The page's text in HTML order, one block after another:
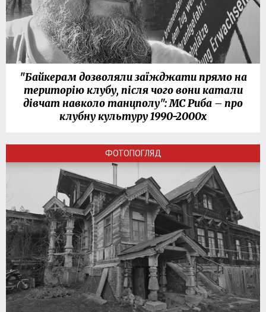
"Байкерам дозволяли заїжджати прямо на
територію клубу, після чого вони катали
дівчат навколо танцполу": МС Риба – про
клубну культуру 1990-2000х
ФОТОПОГЛЯД